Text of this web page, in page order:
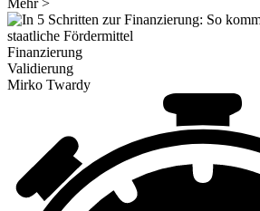
Finanzierung
Validierung
Mirko Twardy